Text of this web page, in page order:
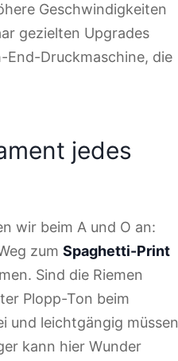
Geschwindigkeiten
gezielten Upgrades
Druckmaschine, die
jedes
wir beim A und O an:
zum Spaghetti-Print
Sind die Riemen
Plopp-Ton beim
und leichtgängig müssen
kann hier Wunder